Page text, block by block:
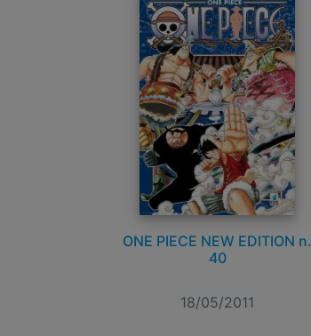
ONE PIECE NEW EDITION n.
40
18/05/2011